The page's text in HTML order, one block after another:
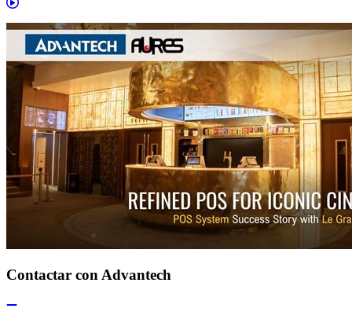
Contactar con Advantech